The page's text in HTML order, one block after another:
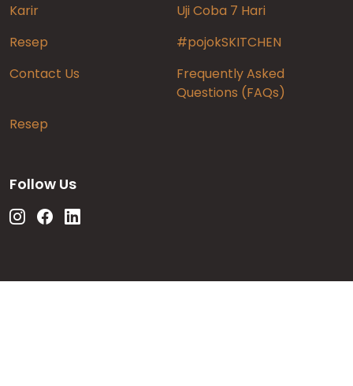
Karir
Uji Coba 7 Hari
Resep
#pojokSKITCHEN
Contact Us
Frequently Asked
Questions (FAQs)
Resep
Follow Us